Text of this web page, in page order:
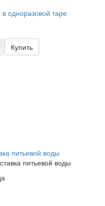
одноразовой таре
Купить
питьевой воды